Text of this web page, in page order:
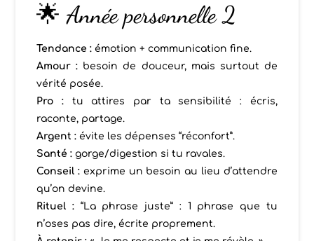
🌟 Année personnelle 2
Tendance : émotion + communication fine.
Amour : besoin de douceur, mais surtout de
vérité posée.
Pro : tu attires par ta sensibilité : écris,
raconte, partage.
Argent : évite les dépenses “réconfort”.
Santé : gorge/digestion si tu ravales.
Conseil : exprime un besoin au lieu d’attendre
qu’on devine.
Rituel : “La phrase juste” : 1 phrase que tu
n’oses pas dire, écrite proprement.